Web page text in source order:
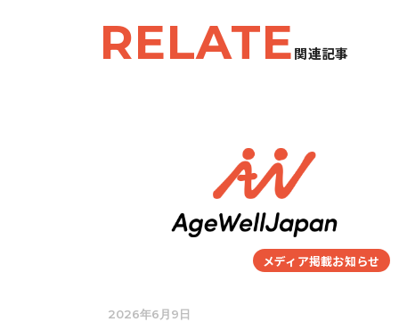
RELATE関連記事
メディア掲載お知らせ
2026年6月9日